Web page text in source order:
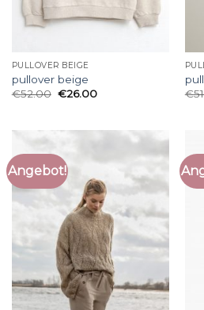
PULLOVER BEIGE
pullover beige
€52.00 €26.00
€
Angebot!